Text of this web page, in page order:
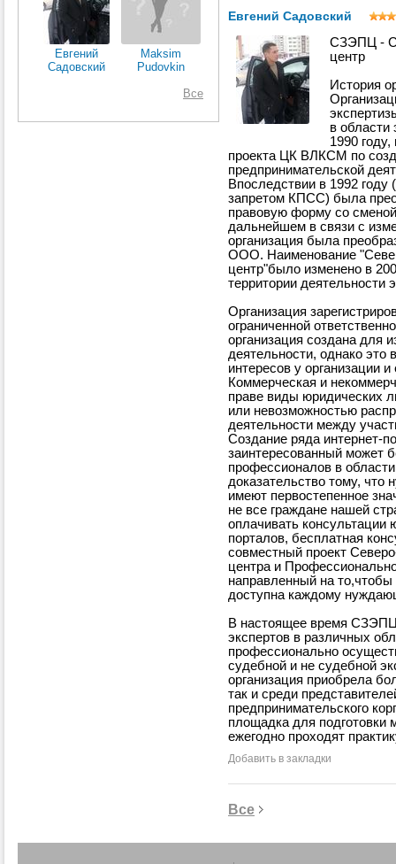
Евгений
Садовский
Maksim
Pudovkin
Все
Евгений Садовский
СЗЭПЦ -
центр
История
в области
1990
проекта ЦК ВЛКСМ по
предпринимательской
Впоследствии в 1992
запретом КПСС) была
правовую форму со
дальнейшем в связи с
организация была
ООО. Наименование
центр"было изменено в
территории деятельности
Организация
ограниченной
организация создана для
деятельности, однако это
интересов у организации
Коммерческая и
праве виды юридических
или невозможностью
деятельности между
Создание ряда интернет-
заинтересованный может
профессионалов в
доказательство тому,
имеют первостепенное
не все граждане нашей
оплачивать консультации
порталов, бесплатная
совместный проект
центра и
направленный на
доступна каждому
В настоящее время
экспертов в различных
профессионально
судебной и не судебной
организация приобрела
так и среди
предпринимательского
площадка для подготовки
ежегодно проходят
Добавить в закладки
Все